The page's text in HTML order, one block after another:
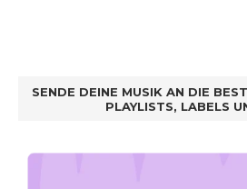
SENDE DEINE MUSIK AN DIE
PLAYLISTS, LABELS